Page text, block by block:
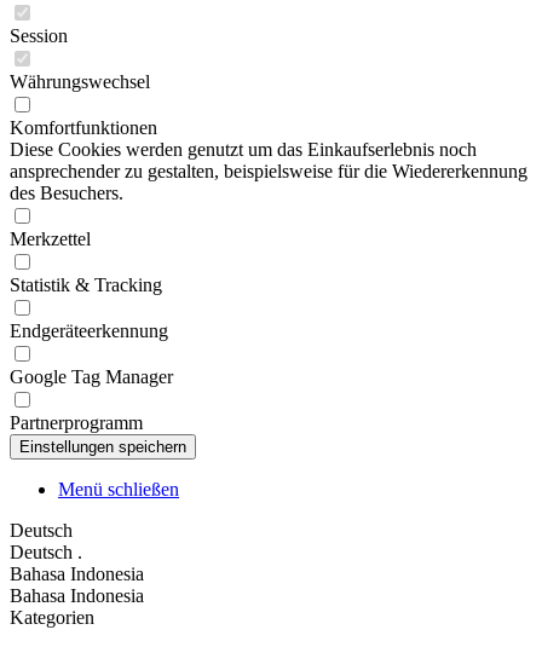
Session
Währungswechsel
Komfortfunktionen
Diese Cookies werden genutzt um das Einkaufserlebnis noch
ansprechender zu gestalten, beispielsweise für die Wiedererkennung
des Besuchers.
Merkzettel
Statistik & Tracking
Endgeräteerkennung
Google Tag Manager
Partnerprogramm
Menü schließen
Deutsch
Deutsch .
Bahasa Indonesia
Bahasa Indonesia
Kategorien